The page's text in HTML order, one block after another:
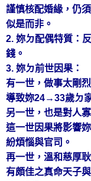
謹慎核配婚緣，仍
似是而非。
2. 妳ㄉ配偶特質：
錢。
3. 妳ㄉ前世因果：
有一世，做事太剛
導致妳24→33歲ㄉ
另一世，也是對人
這一世因果將影響
紛煩惱與官司。
再一世，溫和慈厚
有頗佳之真命天子